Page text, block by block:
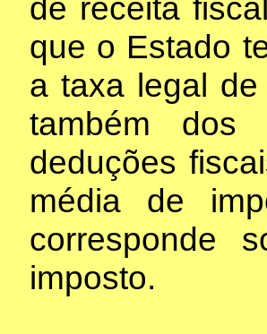
de receita
que o Estado
a taxa legal
também dos
deduções
média de
corresponde
imposto.